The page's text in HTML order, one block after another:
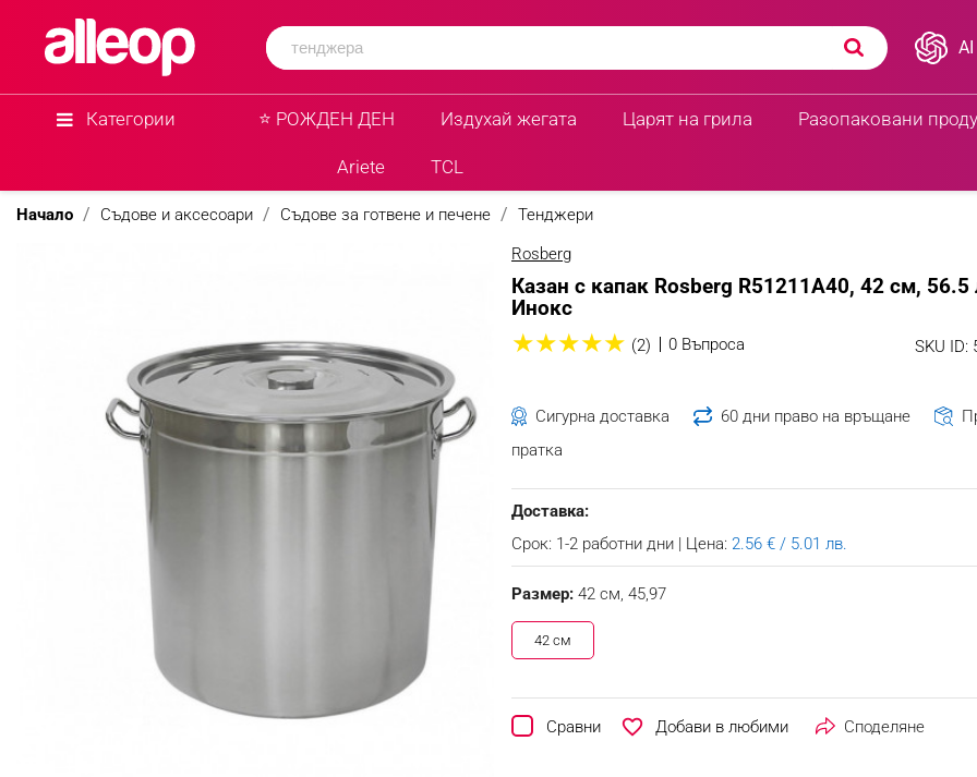
Категории ⭐ РОЖДЕН ДЕН Издухай жегата Царят на грила Разопаковани
Ariete TCL
Начало Съдове и аксесоари Съдове за готвене и печене
Тенджери
Rosberg
Казан с капак Rosberg R51211A40, 42 см, 56.5
Инокс
SKU ID:
★★★★★ (2) 0 Въпроса
Сигурна доставка 60 дни право на връщане
пратка
Доставка:
Срок: 1-2 работни дни | Цена: 2.56 € / 5.01 лв.
Размер: 42 см, 45,97
42 см
Сравни favorite_border Споделяне